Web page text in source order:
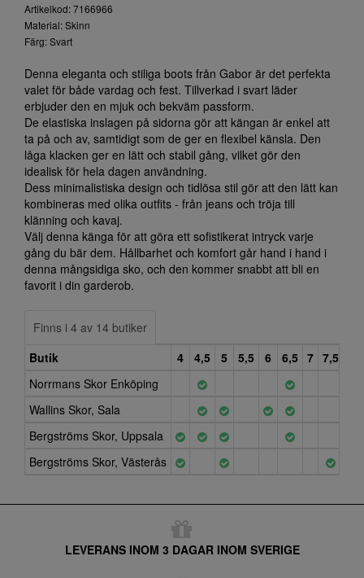
Artikelkod: 7166966
Material: Skinn
Färg: Svart
Denna eleganta och stiliga boots från Gabor är det perfekta
valet för både vardag och fest. Tillverkad i svart läder
erbjuder den en mjuk och bekväm passform.
De elastiska inslagen på sidorna gör att kängan är enkel att
ta på och av, samtidigt som de ger en flexibel känsla. Den
låga klacken ger en lätt och stabil gång, vilket gör den
idealisk för hela dagen användning.
Dess minimalistiska design och tidlösa stil gör att den lätt kan
kombineras med olika outfits - från jeans och tröja till
klänning och kavaj.
Välj denna känga för att göra ett sofistikerat intryck varje
gång du bär dem. Hållbarhet och komfort går hand i hand i
denna mångsidiga sko, och den kommer snabbt att bli en
favorit i din garderob.
Finns i 4 av 14 butiker
Butik
4 4,5 5 5,5 6 6,5 7 7,5
Norrmans Skor Enköping
Wallins Skor, Sala
Bergströms Skor, Uppsala
Bergströms Skor, Västerås
LEVERANS INOM 3 DAGAR INOM SVERIGE